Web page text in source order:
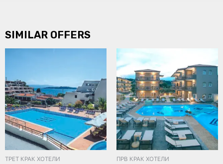
SIMILAR OFFERS
ТРЕТ КРАК ХОТЕЛИ ПРВ КРАК ХОТЕЛИ